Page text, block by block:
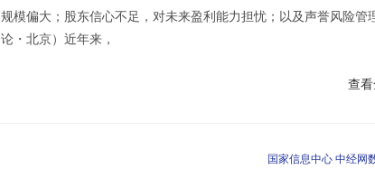
规模偏大；股东信心不足，对未来盈利能力担忧；以及声誉风
论・北京）近年来，
查
国家信息中心 中经网